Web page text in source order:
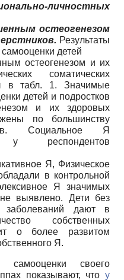
личностных
остеогенезом
Результаты
детей
остеогенезом и их
соматических
в табл. 1. Значимые
детей и подростков
и их здоровых
по большинству
Социальное Я
респондентов
Я, Физическое
в контрольной
Я значимых
выявлено. Дети без
заболеваний дают в
собственных
о более развитом
Я.
самооценки своего
показывают, что у